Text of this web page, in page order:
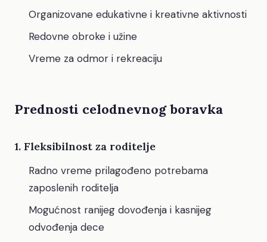
Organizovane edukativne i kreativne aktivnosti
Redovne obroke i užine
Vreme za odmor i rekreaciju
Prednosti celodnevnog boravka
1. Fleksibilnost za roditelje
Radno vreme prilagođeno potrebama
zaposlenih roditelja
Mogućnost ranijeg dovođenja i kasnijeg
odvođenja dece